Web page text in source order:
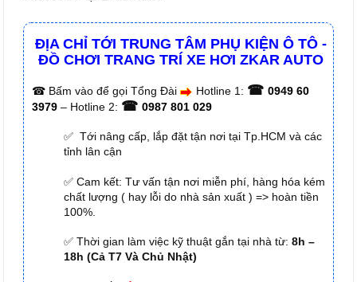
ĐỊA CHỈ TỚI TRUNG TÂM PHỤ KIỆN Ô TÔ -
ĐỒ CHƠI TRANG TRÍ XE HƠI ZKAR AUTO
☎ Bấm vào để gọi Tổng Đài Hotline 1: ☎ 0949 60
3979 – Hotline 2: ☎ 0987 801 029
✅ Tới nâng cấp, lắp đặt tận nơi tại Tp.HCM và các
tỉnh lân cận
✅ Cam kết: Tư vấn tận nơi miễn phí, hàng hóa kém
chất lượng ( hay lỗi do nhà sản xuất ) => hoàn tiền
100%.
✅ Thời gian làm việc kỹ thuật gắn tại nhà từ: 8h –
18h (Cả T7 Và Chủ Nhật)